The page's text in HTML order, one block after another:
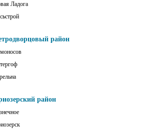
Ладога
район
район